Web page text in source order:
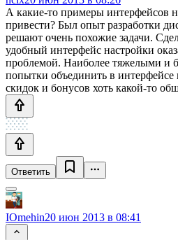
А какие-то примеры интерфейсов
привести? Был опыт разработки
решают очень похожие задачи.
удобный интерфейс настройки
проблемой. Наиболее тяжелыми и
попытки объединить в интерфейсе
скидок и бонусов хоть какой-то
Ответить
IOmehin20 июн 2013 в 08:41